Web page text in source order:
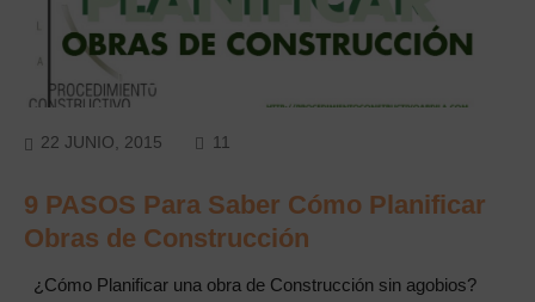
22 JUNIO, 2015 11
9 PASOS Para Saber Cómo Planificar
Obras de Construcción
¿Cómo Planificar una obra de Construcción sin agobios?